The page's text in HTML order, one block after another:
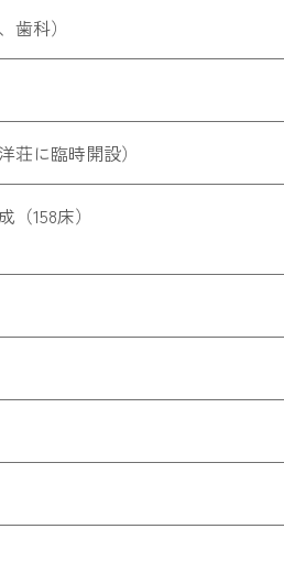
科）
に臨時開設）
158床）